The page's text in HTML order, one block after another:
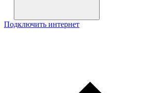
Подключить интернет